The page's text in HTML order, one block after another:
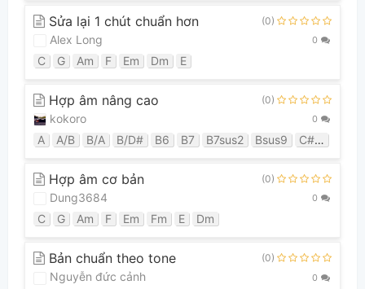
Sửa lại 1 chút chuẩn hơn (0)
Alex Long 0
C G Am F Em Dm E
Hợp âm nâng cao (0)
kokoro 0
A A/B B/A B/D# B6 B7 B7sus2 Bsus9 C#m
Hợp âm cơ bản (0)
Dung3684 0
C G Am F Em Fm E Dm
Bản chuẩn theo tone (0)
Nguyễn đức cảnh 0